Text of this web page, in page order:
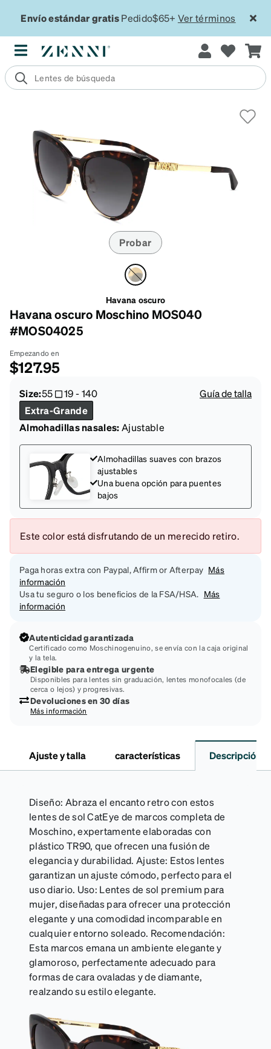
Envío estándar gratisPedido$65+ Ver términos
Probar
Havana oscuro
Havana oscuro Moschino MOS040
#MOS04025
Empezando en
$127.95
Size:55 19-140
Guía de talla
Extra-Grande
Almohadillas nasales:Ajustable
Almohadillas suaves con brazos
ajustables
Una buena opción para puentes
bajos
Este color está disfrutando de un merecido retiro.
Paga horas extra con Paypal, Affirm or Afterpay Más
información
Usa tu seguro o los beneficios de la FSA/HSA. Más
información
Autenticidad garantizada
Certificado como Moschinogenuino, se envía con la caja original
y la tela.
Elegible para entrega urgente
Disponibles para lentes sin graduación, lentes monofocales (de
cerca o lejos) y progresivas.
Devoluciones en 30 días
Más información
Ajuste y talla características Descripción
Diseño: Abraza el encanto retro con estos
lentes de sol CatEye de marcos completa de
Moschino, expertamente elaboradas con
plástico TR90, que ofrecen una fusión de
elegancia y durabilidad. Ajuste: Estos lentes
garantizan un ajuste cómodo, perfecto para el
uso diario. Uso: Lentes de sol premium para
mujer, diseñadas para ofrecer una protección
elegante y una comodidad incomparable en
cualquier entorno soleado. Recomendación:
Esta marcos emana un ambiente elegante y
glamoroso, perfectamente adecuado para
formas de cara ovaladas y de diamante,
realzando su estilo elegante.